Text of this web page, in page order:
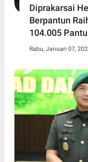
Diprakarsai
Berpantun
104.005
Rabu, Januari 07,